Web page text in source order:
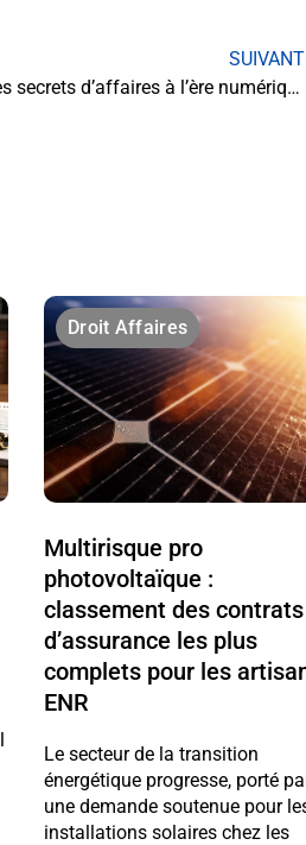
SUIVANT
La protection des secrets d’affaires à l’ère numérique : enjeux et stratégies
Droit Affaires
Multirisque pro
photovoltaïque :
classement des contrats
d’assurance les plus
complets pour les
ENR
Le secteur de la transition
énergétique progresse, porté
une demande soutenue pour
installations solaires chez les